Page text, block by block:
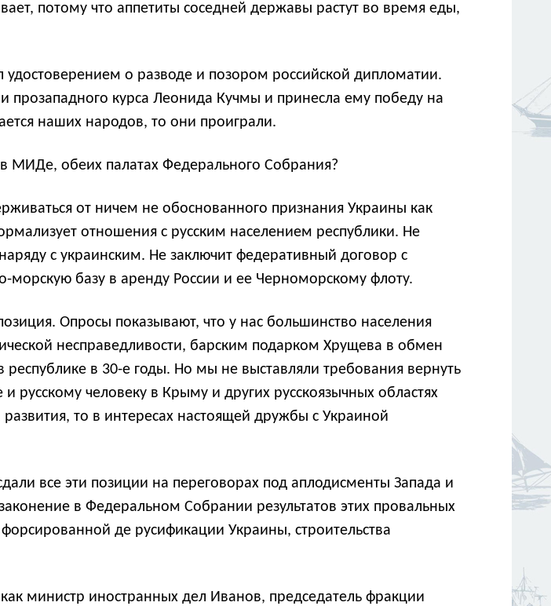
потому что аппетиты соседней державы растут во время еды,
о разводе и позором российской дипломатии.
курса Леонида Кучмы и принесла ему победу на
наших народов, то они проиграли.
обеих палатах Федерального Собрания?
от ничем не обоснованного признания Украины как
отношения с русским населением республики. Не
с украинским. Не заключит федеративный договор с
морскую базу в аренду России и ее Черноморскому флоту.
Опросы показывают, что у нас большинство населения
несправедливости, барским подарком Хрущева в обмен
в 30-е годы. Но мы не выставляли требования вернуть
русскому человеку в Крыму и других русскоязычных областях
то в интересах настоящей дружбы с Украиной
все эти позиции на переговорах под аплодисменты Запада и
в Федеральном Собрании результатов этих провальных
де русификации Украины, строительства
министр иностранных дел Иванов, председатель фракции